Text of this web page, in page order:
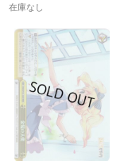
在庫なし